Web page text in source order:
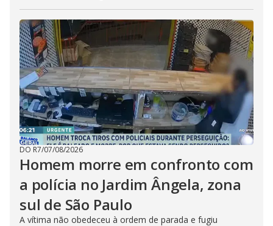
DO R7/07/08/2026
Homem morre em confronto com
a polícia no Jardim Ângela, zona
sul de São Paulo
A vítima não obedeceu à ordem de parada e fugiu